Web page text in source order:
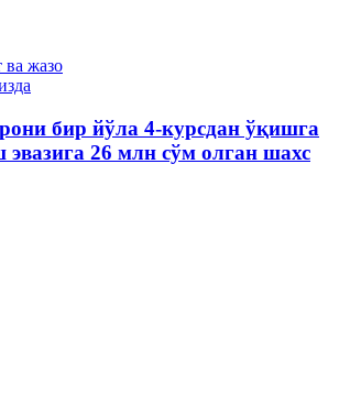
жазо
бир йўла 4-курсдан ўқишга
26 млн сўм олган шахс